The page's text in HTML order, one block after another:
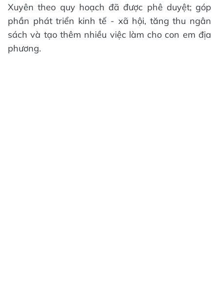
Xuyên theo quy hoạch đã được phê duyệt; góp
phần phát triển kinh tế - xã hội, tăng thu ngân
sách và tạo thêm nhiều việc làm cho con em địa
phương.